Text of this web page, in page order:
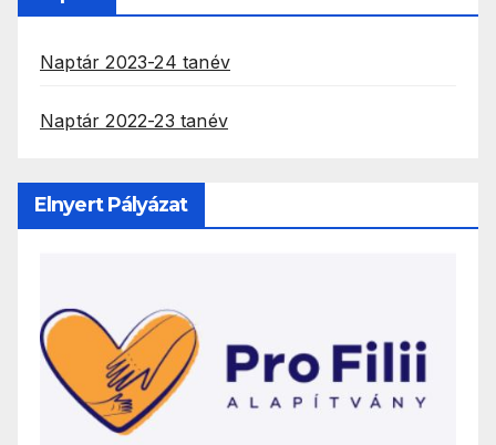
Naptár 2023-24 tanév
Naptár 2022-23 tanév
Elnyert Pályázat